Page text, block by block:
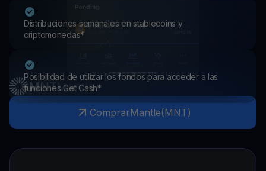
Distribuciones semanales en stablecoins y
criptomonedas*
Posibilidad de utilizar los fondos para acceder a las
funciones Get Cash*
MNTMantle
ComprarMantle(MNT)